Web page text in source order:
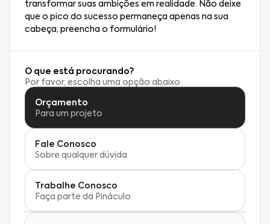
transformar suas ambições em realidade. Não deixe
que o pico do sucesso permaneça apenas na sua
cabeça, preencha o formulário!
O que está procurando?
Por favor, escolha uma opção abaixo
Orçamento
Para um projeto
Fale Conosco
Sobre qualquer dúvida
Trabalhe Conosco
Faça parte da Pináculo